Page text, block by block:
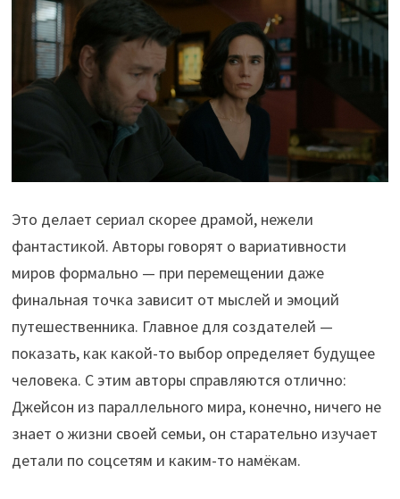
Это делает сериал скорее драмой, нежели
фантастикой. Авторы говорят о вариативности
миров формально — при перемещении даже
финальная точка зависит от мыслей и эмоций
путешественника. Главное для создателей —
показать, как какой-то выбор определяет будущее
человека. С этим авторы справляются отлично:
Джейсон из параллельного мира, конечно, ничего не
знает о жизни своей семьи, он старательно изучает
детали по соцсетям и каким-то намёкам.